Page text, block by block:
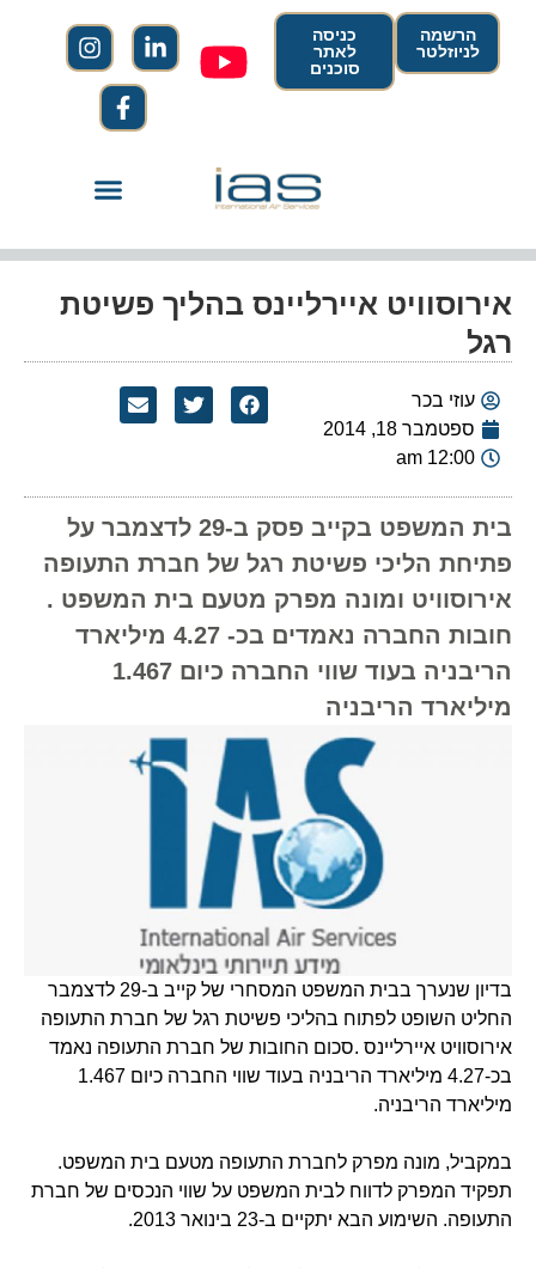
הרשמה
לניוזלטר
כניסה
לאתר
סוכנים
אירוסוויט איירליינס בהליך פשיטת
רגל
עוזי בכר
ספטמבר 18, 2014
12:00 am
בית המשפט בקייב פסק ב-29 לדצמבר על
פתיחת הליכי פשיטת רגל של חברת התעופה
אירוסוויט ומונה מפרק מטעם בית המשפט .
חובות החברה נאמדים בכ- 4.27 מיליארד
הריבניה בעוד שווי החברה כיום 1.467
מיליארד הריבניה
בדיון שנערך בבית המשפט המסחרי של קייב ב-29 לדצמבר
החליט השופט לפתוח בהליכי פשיטת רגל של חברת התעופה
אירוסוויט איירליינס .סכום החובות של חברת התעופה נאמד
בכ-4.27 מיליארד הריבניה בעוד שווי החברה כיום 1.467
מיליארד הריבניה.
במקביל, מונה מפרק לחברת התעופה מטעם בית המשפט.
תפקיד המפרק לדווח לבית המשפט על שווי הנכסים של חברת
התעופה. השימוע הבא יתקיים ב-23 בינואר 2013.